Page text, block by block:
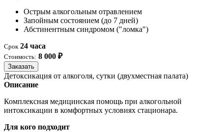
Острым алкогольным отравлением
Запойным состоянием (до 7 дней)
Абстинентным синдромом ("ломка")
Срок 24 часа
Стоимость: 8 000 ₽
Заказать
Детоксикация от алкоголя, сутки (двухместная палата)
Описание
Комплексная медицинская помощь при алкогольной
интоксикации в комфортных условиях стационара.
Для кого подходит